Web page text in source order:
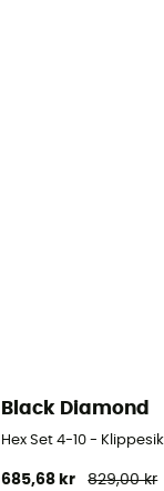
Black Diamond
Hex Set 4-10 -
685,68 kr 829,00 kr